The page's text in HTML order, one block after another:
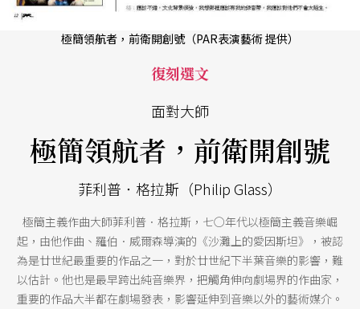
極簡領航者，前衛開創號（PAR表演藝術 提供）
復刻選文
面對大師
極簡領航者，前衛開創號
菲利普．格拉斯（Philip Glass）
極簡主義作曲大師菲利普．格拉斯，七○年代以極簡主義音樂崛
起，由他作曲、羅伯．威爾森導演的《沙灘上的愛因斯坦》，被認
為是廿世紀最重要的作品之一，對於廿世紀下半葉音樂的影響，難
以估計。他也是最早跨出純音樂界，把觸角伸向劇場界的作曲家，
重要的作品大半都在劇場發表，影響延伸到音樂以外的藝術媒介。